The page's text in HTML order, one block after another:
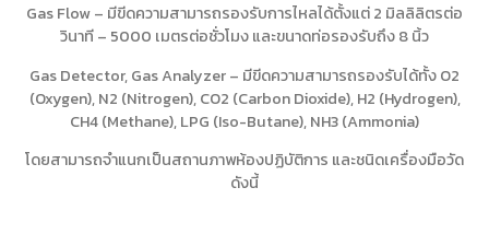
Gas Flow – มีขีดความสามารถรองรับการไหลได้ตั้งแต่ 2 มิลลิลิตรต่อ
วินาที – 5000 เมตรต่อชั่วโมง และขนาดท่อรองรับถึง 8 นิ้ว
Gas Detector, Gas Analyzer – มีขีดความสามารถรองรับได้ทั้ง O2
(Oxygen), N2 (Nitrogen), CO2 (Carbon Dioxide), H2 (Hydrogen),
CH4 (Methane), LPG (Iso-Butane), NH3 (Ammonia)
โดยสามารถจำแนกเป็นสถานภาพห้องปฏิบัติการ และชนิดเครื่องมือวัด
ดังนี้